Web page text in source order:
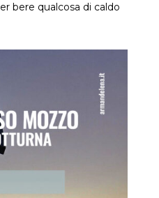
bere qualcosa di caldo